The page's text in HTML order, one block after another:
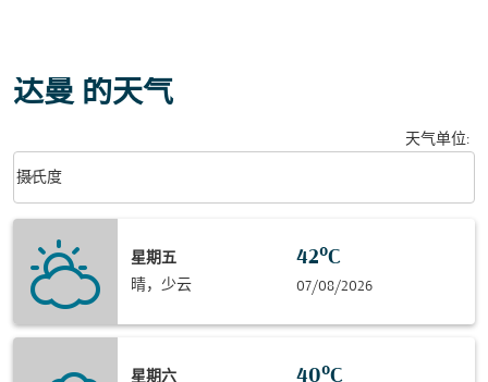
达曼 的天气
天气单位:
Weather unit option 摄氏度 Selected
摄氏度
keyboard_arrow_down
星期五
晴，少云
42°C
07/08/2026
星期六 40°C